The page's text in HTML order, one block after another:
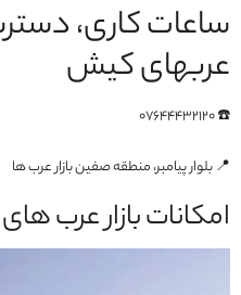
ساعات کاری،
عربهای کیش
☎️ 07644432120
📍 بلوار پیامبر، منطقه صفین بازار عرب ها
امکانات بازار عرب